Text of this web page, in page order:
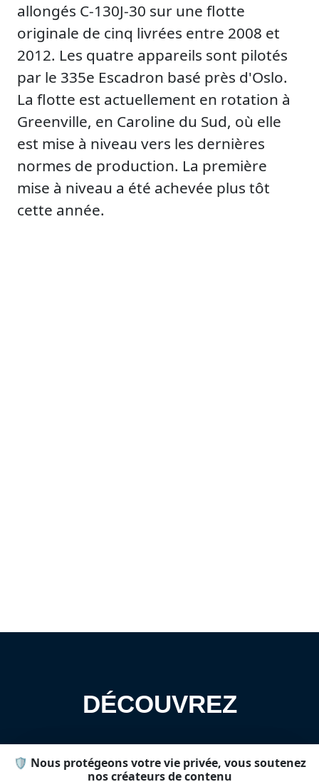
🛡️ Nous protégeons votre vie privée, vous soutenez
nos créateurs de contenu
allongés C-130J-30 sur une flotte
originale de cinq livrées entre 2008 et
2012. Les quatre appareils sont pilotés
par le 335e Escadron basé près d'Oslo.
La flotte est actuellement en rotation à
Greenville, en Caroline du Sud, où elle
est mise à niveau vers les dernières
normes de production. La première
mise à niveau a été achevée plus tôt
cette année.
DÉCOUVREZ